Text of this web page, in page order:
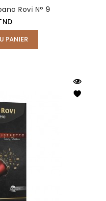
Rovi N° 9
PANIER